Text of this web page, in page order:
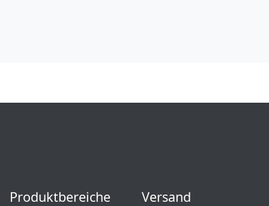
Produktbereiche Versand